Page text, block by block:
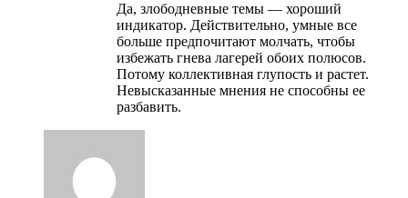
Да, злободневные темы — хороший
индикатор. Действительно, умные все
больше предпочитают молчать, чтобы
избежать гнева лагерей обоих полюсов.
Потому коллективная глупость и растет.
Невысказанные мнения не способны ее
разбавить.